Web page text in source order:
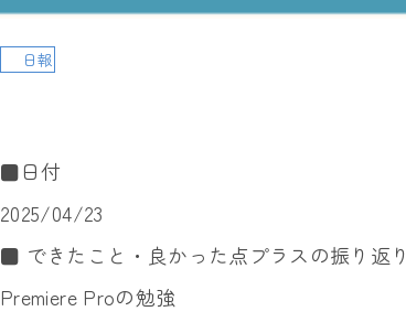
日報
■日付
2025/04/23
■ できたこと・良かった点プラスの振り返り
Premiere Proの勉強